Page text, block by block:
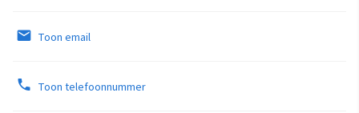
Toon email
Toon telefoonnummer